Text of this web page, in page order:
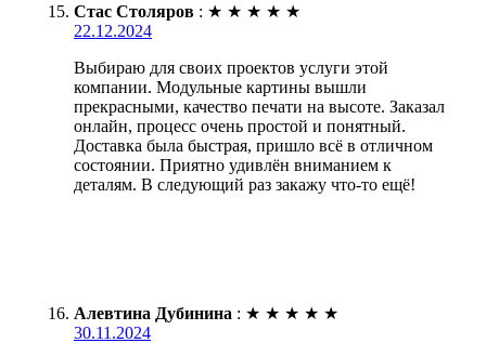
Стас Столяров : ★ ★ ★ ★ ★
22.12.2024
Выбираю для своих проектов услуги этой
компании. Модульные картины вышли
прекрасными, качество печати на высоте. Заказал
онлайн, процесс очень простой и понятный.
Доставка была быстрая, пришло всё в отличном
состоянии. Приятно удивлён вниманием к
деталям. В следующий раз закажу что-то ещё!
Алевтина Дубинина : ★ ★ ★ ★ ★
30.11.2024